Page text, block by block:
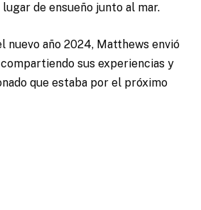
de ensueño junto al mar.
nuevo año 2024, Matthews envió
sus experiencias y
que estaba por el próximo